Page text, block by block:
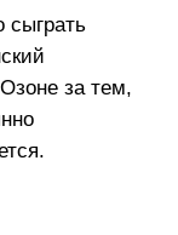
сыграть
за тем,